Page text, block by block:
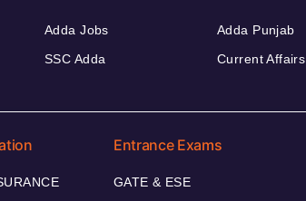
Adda Jobs
SSC Adda
Adda Punjab
Current Affairs
Entrance Exams
GATE & ESE